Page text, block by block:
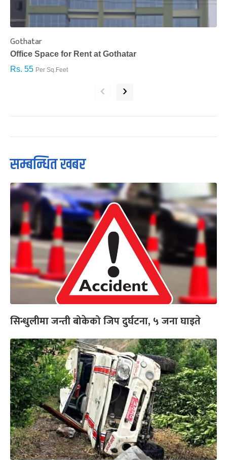
Gothatar
Office Space for Rent at Gothatar
Rs. 55 Per Sq.Feet
‹ ›
सम्बन्धित खबर
सिन्धुलीमा जन्ती बोकेको जिप दुर्घटना, ५ जना घाइते